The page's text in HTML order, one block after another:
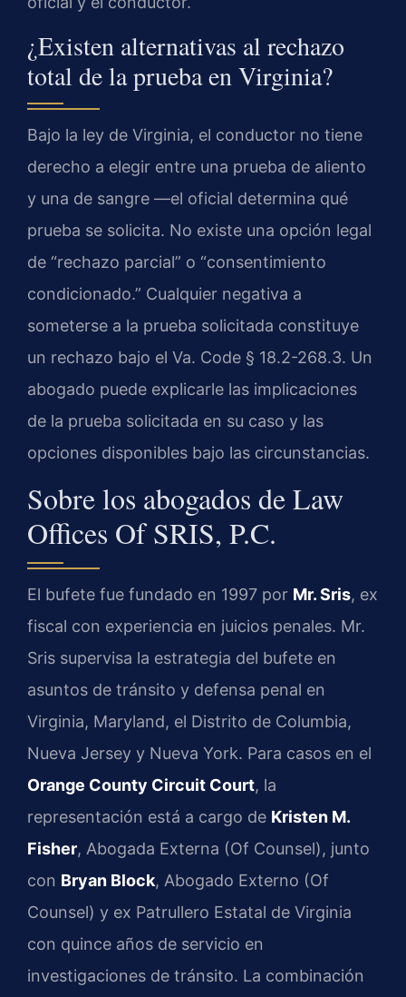
¿Existen alternativas al rechazo
total de la prueba en Virginia?
Bajo la ley de Virginia, el conductor no tiene
derecho a elegir entre una prueba de aliento
y una de sangre —el oficial determina qué
prueba se solicita. No existe una opción legal
de “rechazo parcial” o “consentimiento
condicionado.” Cualquier negativa a
someterse a la prueba solicitada constituye
un rechazo bajo el Va. Code § 18.2-268.3. Un
abogado puede explicarle las implicaciones
de la prueba solicitada en su caso y las
opciones disponibles bajo las circunstancias.
Sobre los abogados de Law
Offices Of SRIS, P.C.
El bufete fue fundado en 1997 por Mr. Sris, ex
fiscal con experiencia en juicios penales. Mr.
Sris supervisa la estrategia del bufete en
asuntos de tránsito y defensa penal en
Virginia, Maryland, el Distrito de Columbia,
Nueva Jersey y Nueva York. Para casos en el
Orange County Circuit Court, la
representación está a cargo de Kristen M.
Fisher, Abogada Externa (Of Counsel), junto
con Bryan Block, Abogado Externo (Of
Counsel) y ex Patrullero Estatal de Virginia
con quince años de servicio en
investigaciones de tránsito. La combinación